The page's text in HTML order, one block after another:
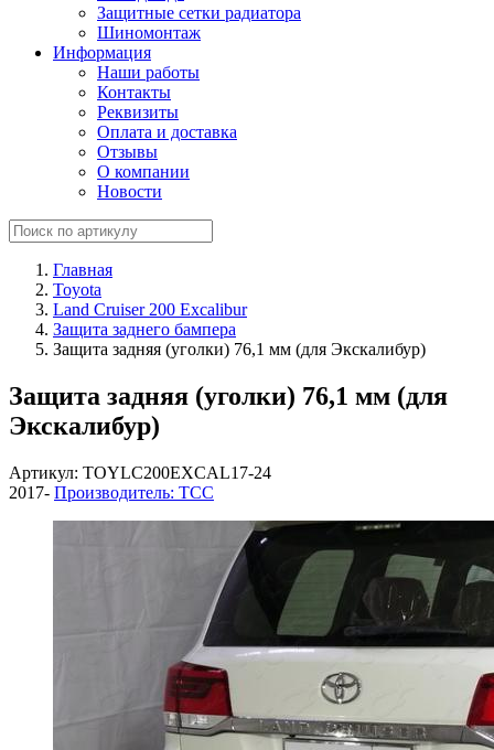
Защитные сетки радиатора
Шиномонтаж
Информация
Наши работы
Контакты
Реквизиты
Оплата и доставка
Отзывы
О компании
Новости
Главная
Toyota
Land Cruiser 200 Excalibur
Защита заднего бампера
Защита задняя (уголки) 76,1 мм (для Экскалибур)
Защита задняя (уголки) 76,1 мм (для
Экскалибур)
Артикул: TOYLC200EXCAL17-24
2017- Производитель: ТСС